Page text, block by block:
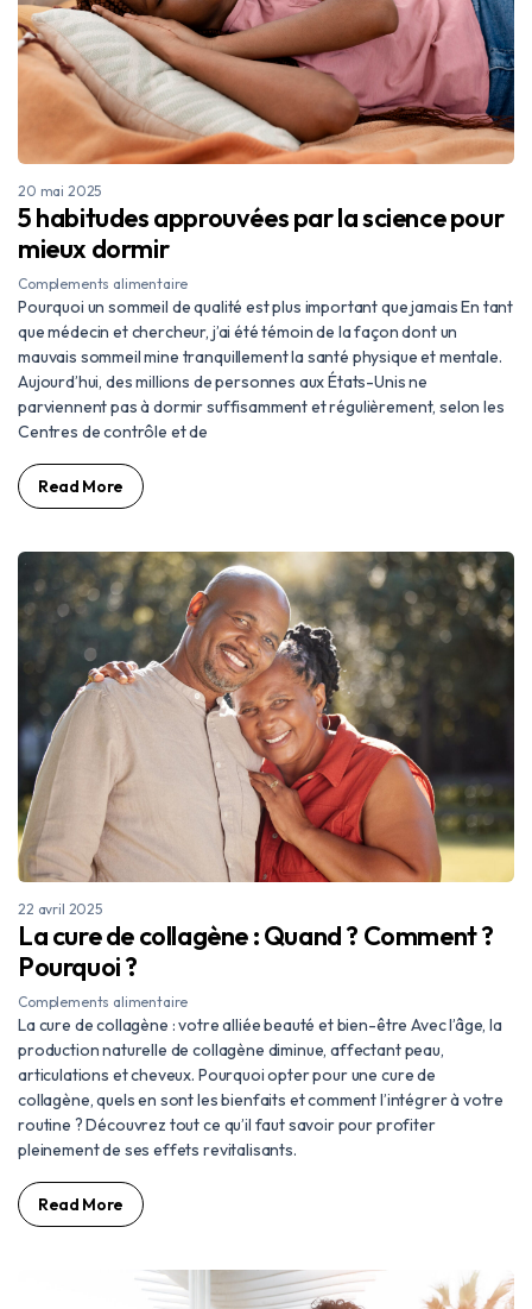
20 mai 2025
5 habitudes approuvées par la science pour
mieux dormir
Complements alimentaire
Pourquoi un sommeil de qualité est plus important que jamais En tant
que médecin et chercheur, j’ai été témoin de la façon dont un
mauvais sommeil mine tranquillement la santé physique et mentale.
Aujourd’hui, des millions de personnes aux États-Unis ne
parviennent pas à dormir suffisamment et régulièrement, selon les
Centres de contrôle et de
Read More
22 avril 2025
La cure de collagène : Quand ? Comment ?
Pourquoi ?
Complements alimentaire
La cure de collagène : votre alliée beauté et bien-être Avec l’âge, la
production naturelle de collagène diminue, affectant peau,
articulations et cheveux. Pourquoi opter pour une cure de
collagène, quels en sont les bienfaits et comment l’intégrer à votre
routine ? Découvrez tout ce qu’il faut savoir pour profiter
pleinement de ses effets revitalisants.
Read More